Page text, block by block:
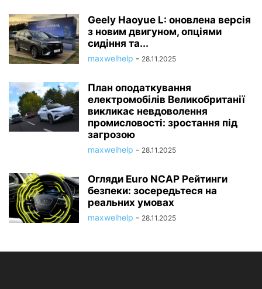
Geely Haoyue L: оновлена версія
з новим двигуном, опціями
сидіння та...
maxwelhelp - 28.11.2025
План оподаткування
електромобілів Великобританії
викликає невдоволення
промисловості: зростання під
загрозою
maxwelhelp - 28.11.2025
Огляди Euro NCAP Рейтинги
безпеки: зосередьтеся на
реальних умовах
maxwelhelp - 28.11.2025